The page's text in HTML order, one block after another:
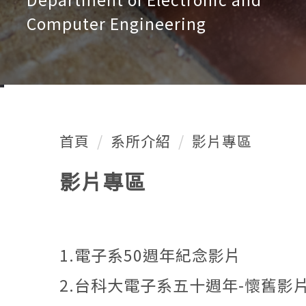
Computer Engineering
首頁 系所介紹 影片專區
影片專區
1.電子系50週年紀念影片
2.台科大電子系五十週年-懷舊影